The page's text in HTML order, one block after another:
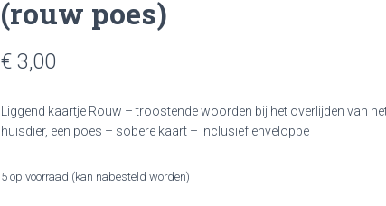
(rouw poes)
€ 3,00
Liggend kaartje Rouw – troostende woorden bij het overlijden van
huisdier, een poes – sobere kaart – inclusief enveloppe
5 op voorraad (kan nabesteld worden)